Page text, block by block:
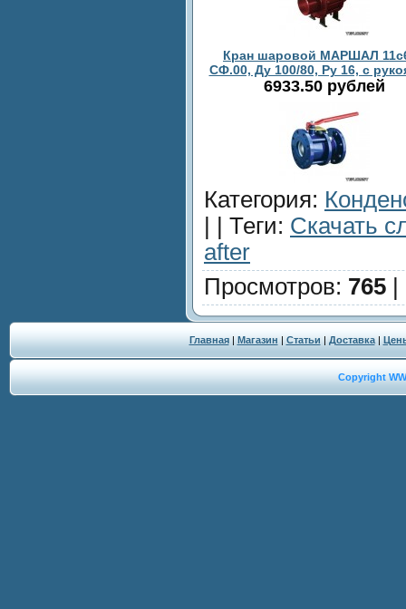
Кран шаровой МАРШАЛ
СФ.00, Ду 100/80, Ру 16, с
6933.50 рублей
Категория:
| | Теги: Скачать
after
Просмотров: 765 |
Главная| Магазин | Статьи | Доставка|
Copyright